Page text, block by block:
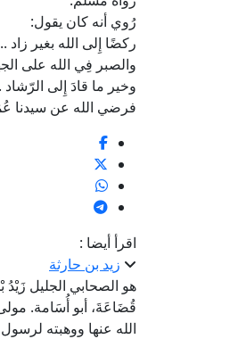
رُوي أنه كان يقول:
ركضًا إِلى الله بغير زاد
والصبر فِي الله على
وخير ما قادَ إِلى
فرضي الله عن سيدنا
اقرأ أيضا :
زيد بن حارثة
هو الصحابي الجليل
قُضَاعَةَ، أبو أُسَامة.
الله عنها ووهبته